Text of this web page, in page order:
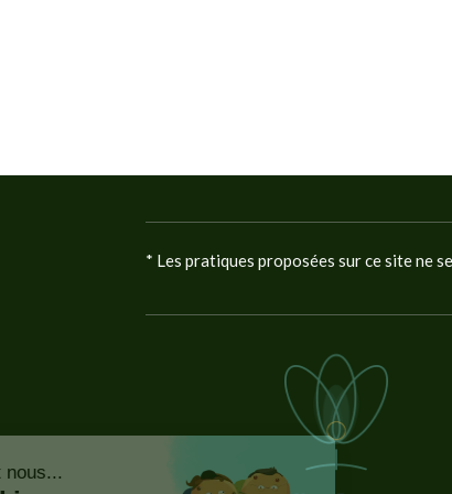
* Les pratiques proposées sur ce site ne
Bonjour c'est nous...